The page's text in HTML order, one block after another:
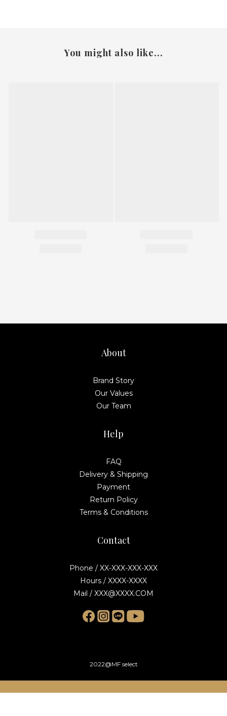
You might also like...
About
Brand Story
Our Values
Our Team
Help
FAQ
Delivery & Shipping
Payment
Return Policy
Terms & Conditions
Contact
Phone / XX-XXX-XXX-XXX
Hours / XXXX-XXXX
Mail / XXX@XXXX.COM
2022@MF select